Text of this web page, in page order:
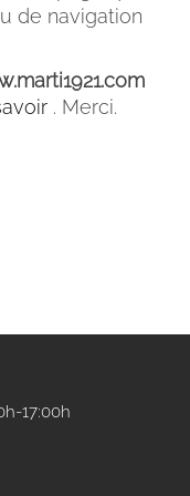
de navigation
. Merci.
17:00h